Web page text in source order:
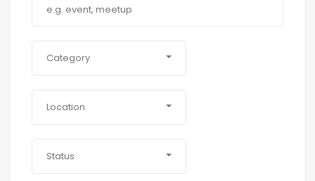
Category
Location
Status